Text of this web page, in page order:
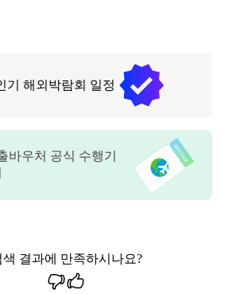
기 해외박람회 일정
바우처 공식 수행기
색 결과에 만족하시나요?